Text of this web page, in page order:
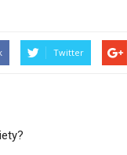
Twitter